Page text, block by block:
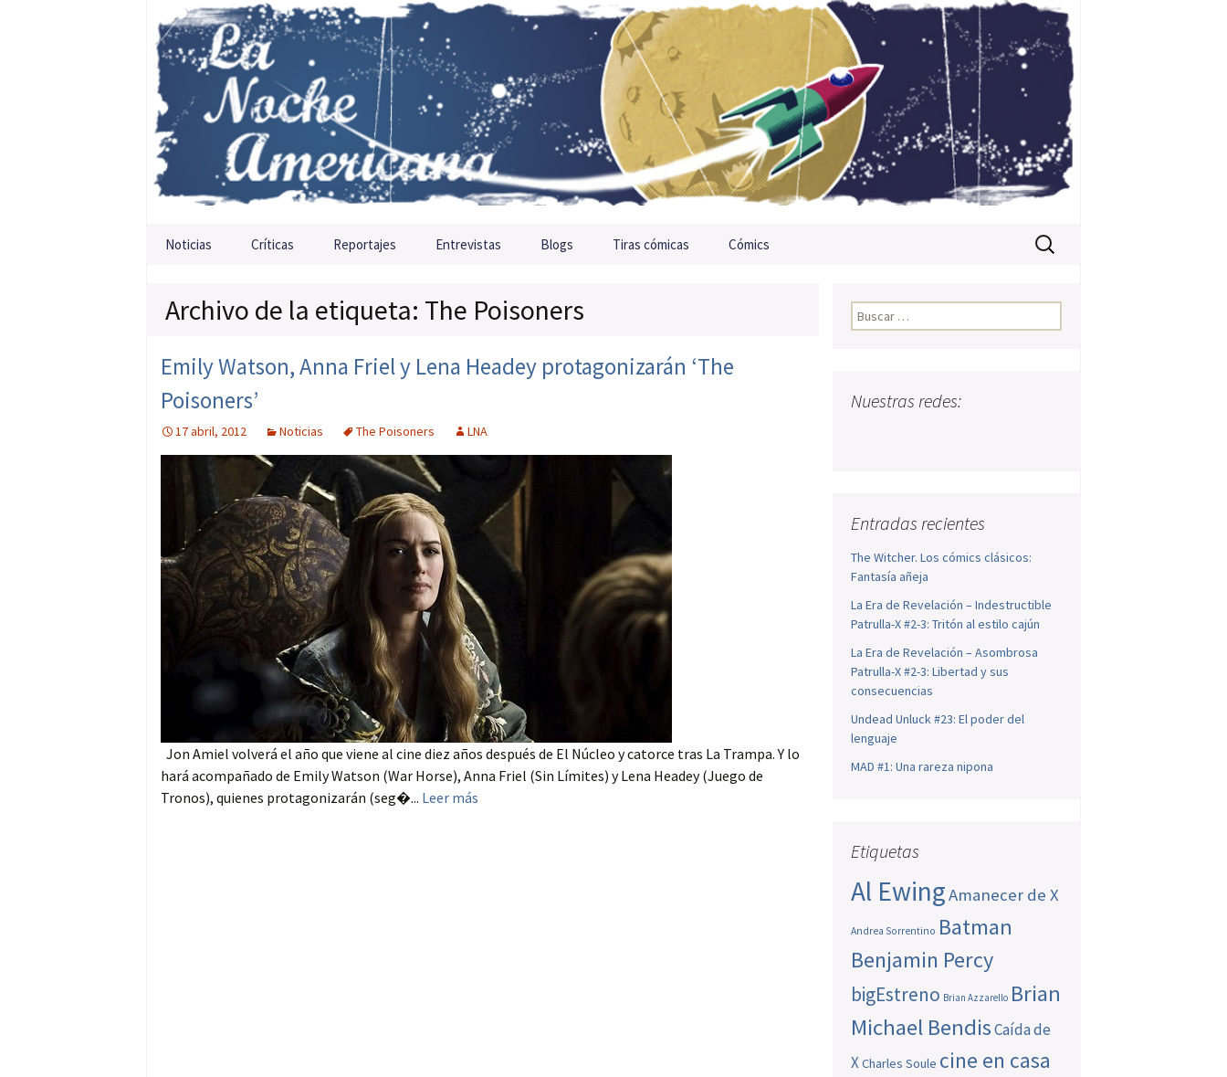
Saltar al contenido
Noticias Críticas Reportajes Entrevistas Blogs Tiras cómicas Cómics Buscar:
Archivo de la etiqueta: The Poisoners
Emily Watson, Anna Friel y Lena Headey protagonizarán ‘The
Poisoners’
17 abril, 2012 Noticias The Poisoners LNA
Jon Amiel volverá el año que viene al cine diez años después de El Núcleo y catorce tras La Trampa. Y lo
hará acompañado de Emily Watson (War Horse), Anna Friel (Sin Límites) y Lena Headey (Juego de
Tronos), quienes protagonizarán (seg�... Leer más
Buscar:
Nuestras redes:
Entradas recientes
The Witcher. Los cómics clásicos:
Fantasía añeja
La Era de Revelación – Indestructible
Patrulla-X #2-3: Tritón al estilo cajún
La Era de Revelación – Asombrosa
Patrulla-X #2-3: Libertad y sus
consecuencias
Undead Unluck #23: El poder del
lenguaje
MAD #1: Una rareza nipona
Etiquetas
Al EwingAmanecer de X
Andrea Sorrentino Batman
Benjamin Percy
bigEstreno Brian Azzarello Brian
Michael BendisCaída de
XCharles Soule cine en casa